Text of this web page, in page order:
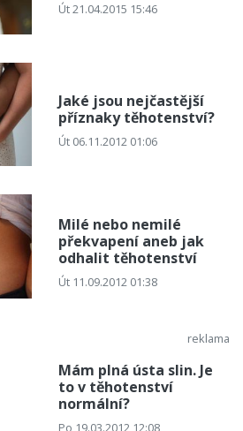
Út 21.04.2015 15:46
Jaké jsou nejčastější
příznaky těhotenství?
Út 06.11.2012 01:06
Milé nebo nemilé
překvapení aneb jak
odhalit těhotenství
Út 11.09.2012 01:38
Mám plná ústa slin. Je
to v těhotenství
normální?
Po 19.03.2012 12:08